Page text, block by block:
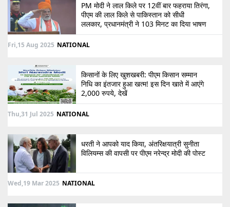
PM मोदी ने लाल किले पर 12वीं बार फहराया तिरंगा,
पीएम की लाल किले से पाकिस्तान को सीधी
ललकार, प्रधानमंत्री ने 103 मिनट का दिया भाषण
Fri,15 Aug 2025 NATIONAL
किसानों के लिए खुशखबरी: पीएम किसान सम्मान
निधि का इंतजार हुआ खत्म! इस दिन खाते में आएंगे
2,000 रुपये, देखें
Thu,31 Jul 2025 NATIONAL
धरती ने आपको याद किया, अंतरिक्षयात्री सुनीता
विलियम्स की वापसी पर पीएम नरेन्द्र मोदी की पोस्ट
Wed,19 Mar 2025 NATIONAL